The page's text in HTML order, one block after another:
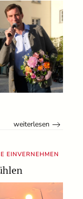
weiterlesen
EINVERNEHMEN